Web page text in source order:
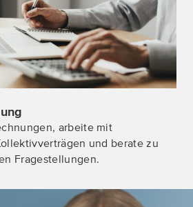
arbeite mit
und berate zu
Fragestellungen.
Personalverrechnung